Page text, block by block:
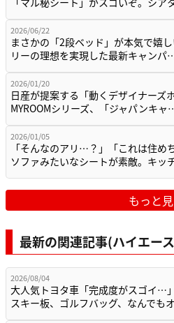
2026/06/22
まさかの「2段ベッド」が本気で嬉
リーの理想を実現した最新キャンパ
2026/01/20
日産が提案する「動くデザイナーズホ
MYROOMシリーズ、「ジャパンキャ
2026/01/05
「そんなのアリ…？」「これは住め
ソファみたいなシートが素敵。キッ
もっと
最新の関連記事(ハイエー
2026/08/04
大人気トヨタ車「完成度がスゴイ…」
スキー板、ゴルフバッグ、なんでも